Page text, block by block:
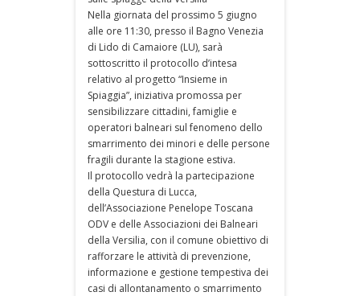
Nella giornata del prossimo 5 giugno
alle ore 11:30, presso il Bagno Venezia
di Lido di Camaiore (LU), sarà
sottoscritto il protocollo d’intesa
relativo al progetto “Insieme in
Spiaggia”, iniziativa promossa per
sensibilizzare cittadini, famiglie e
operatori balneari sul fenomeno dello
smarrimento dei minori e delle persone
fragili durante la stagione estiva.
Il protocollo vedrà la partecipazione
della Questura di Lucca,
dell’Associazione Penelope Toscana
ODV e delle Associazioni dei Balneari
della Versilia, con il comune obiettivo di
rafforzare le attività di prevenzione,
informazione e gestione tempestiva dei
casi di allontanamento o smarrimento